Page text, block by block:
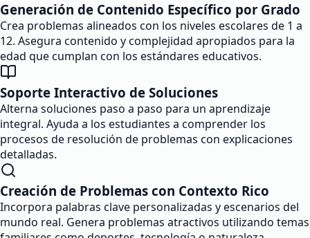
Generación de Contenido Específico por Grado
Crea problemas alineados con los niveles escolares de 1 a
12. Asegura contenido y complejidad apropiados para la
edad que cumplan con los estándares educativos.
Soporte Interactivo de Soluciones
Alterna soluciones paso a paso para un aprendizaje
integral. Ayuda a los estudiantes a comprender los
procesos de resolución de problemas con explicaciones
detalladas.
Creación de Problemas con Contexto Rico
Incorpora palabras clave personalizadas y escenarios del
mundo real. Genera problemas atractivos utilizando temas